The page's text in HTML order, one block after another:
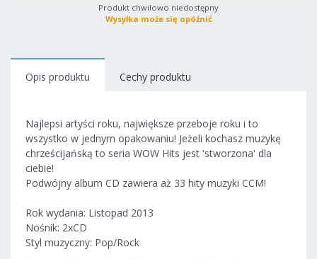
Produkt chwilowo niedostępny
Wysyłka może się opóźnić
Opis produktu Cechy produktu
Najlepsi artyści roku, największe przeboje roku i to
wszystko w jednym opakowaniu! Jeżeli kochasz muzykę
chrześcijańską to seria WOW Hits jest 'stworzona' dla
ciebie!
Podwójny album CD zawiera aż 33 hity muzyki CCM!
Rok wydania: Listopad 2013
Nośnik: 2xCD
Styl muzyczny: Pop/Rock